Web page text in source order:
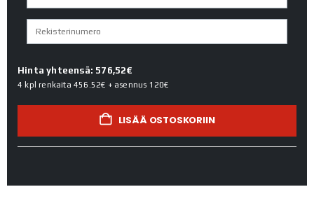
Hinta yhteensä: 576,52€
4 kpl renkaita 456.52€ + asennus 120€
LISÄÄ OSTOSKORIIN